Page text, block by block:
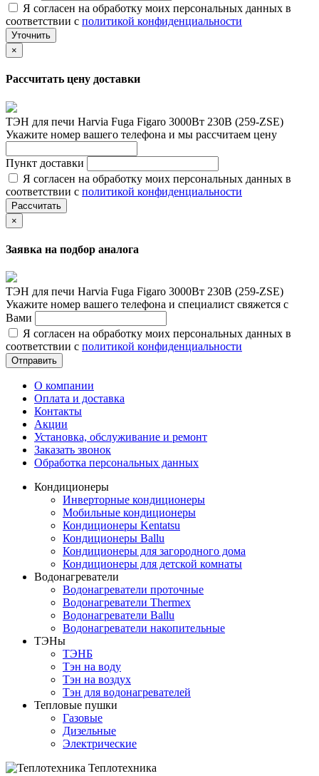
Я согласен на обработку моих персональных данных в
соответствии с политикой конфиденциальности
Уточнить
×
Рассчитать цену доставки
ТЭН для печи Harvia Fuga Figaro 3000Вт 230В (259-ZSE)
Укажите номер вашего телефона и мы рассчитаем цену
Пункт доставки
Я согласен на обработку моих персональных данных в
соответствии с политикой конфиденциальности
Рассчитать
×
Заявка на подбор аналога
ТЭН для печи Harvia Fuga Figaro 3000Вт 230В (259-ZSE)
Укажите номер вашего телефона и специалист свяжется с
Вами
Я согласен на обработку моих персональных данных в
соответствии с политикой конфиденциальности
Отправить
О компании
Оплата и доставка
Контакты
Акции
Установка, обслуживание и ремонт
Заказать звонок
Обработка персональных данных
Кондиционеры
Инверторные кондиционеры
Мобильные кондиционеры
Кондиционеры Kentatsu
Кондиционеры Ballu
Кондиционеры для загородного дома
Кондиционеры для детской комнаты
Водонагреватели
Водонагреватели проточные
Водонагреватели Thermex
Водонагреватели Ballu
Водонагреватели накопительные
ТЭНы
ТЭНБ
Тэн на воду
Тэн на воздух
Тэн для водонагревателей
Тепловые пушки
Газовые
Дизельные
Электрические
Теплотехника